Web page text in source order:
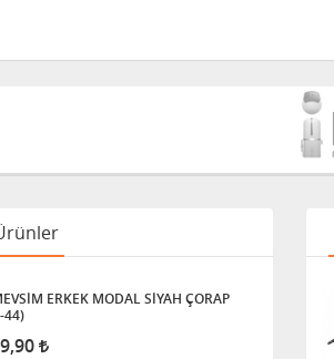
ERKEK MODAL SİYAH ÇORAP
44)